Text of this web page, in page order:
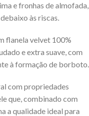
e fronhas de almofada,
às riscas.
flanela velvet 100%
e extra suave, com
à formação de borboto.
com propriedades
que, combinado com
a qualidade ideal para